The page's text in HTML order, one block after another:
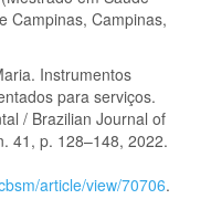
Campinas, Campinas,
Instrumentos
para serviços.
/ Brazilian Journal of
41, p. 128–148, 2022.
article/view/70706.